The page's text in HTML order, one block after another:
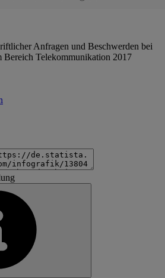
Anfragen und Beschwerden bei
Bereich Telekommunikation 2017